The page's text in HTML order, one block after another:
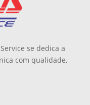
se dedica a
com qualidade,